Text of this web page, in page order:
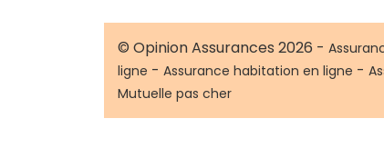
© Opinion Assurances 2026 -
ligne - Assurance habitation en ligne -
Mutuelle pas cher